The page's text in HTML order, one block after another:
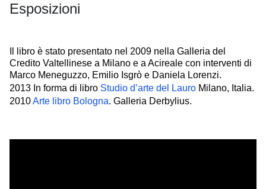
Esposizioni
Il libro è stato presentato nel 2009 nella Galleria del
Credito Valtellinese a Milano e a Acireale con interventi di
Marco Meneguzzo, Emilio Isgrò e Daniela Lorenzi.
2013 In forma di libro Studio d’arte del Lauro Milano, Italia.
2010Arte libro Bologna. Galleria Derbylius.